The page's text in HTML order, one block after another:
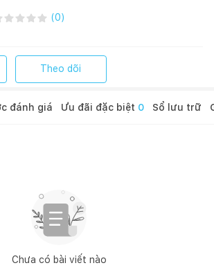
(0)
Theo dõi
đánh giá Ưu đãi đặc biệt 0 Sổ lưu trữ
Chưa có bài viết nào